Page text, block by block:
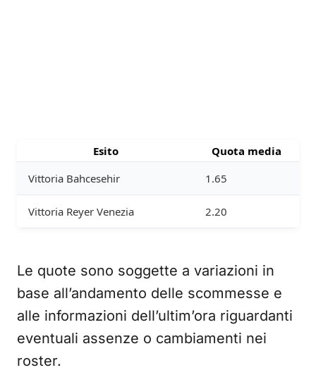
Esito
Quota media
Vittoria Bahcesehir
1.65
Vittoria Reyer Venezia 2.20
Le quote sono soggette a variazioni in
base all’andamento delle scommesse e
alle informazioni dell’ultim’ora riguardanti
eventuali assenze o cambiamenti nei
roster.